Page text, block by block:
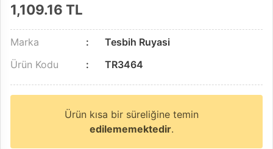
1,109.16 TL
Marka
Tesbih Ruyasi
Ürün Kodu
TR3464
Ürün kısa bir süreliğine temin
edilememektedir.